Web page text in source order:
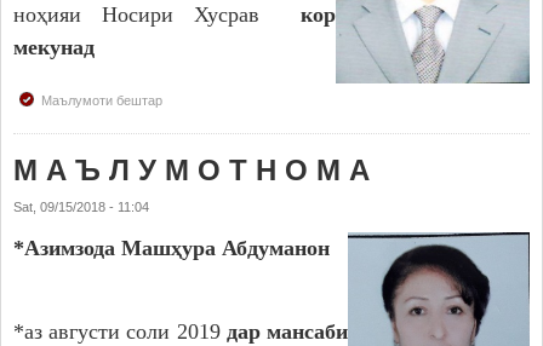
Дастгоҳи раиси ноҳия
Сохтор
Таърихи ноҳияи Носири Хусрав
Иқтисодиёт
ноҳияи Носири Хусрав кор
мекунад
Маълумоти бештар
М А Ъ Л У М О Т Н О М А
Sat, 09/15/2018 - 11:04
*Азимзода Машҳура Абдуманон
*аз августи соли 2019 дар мансаби